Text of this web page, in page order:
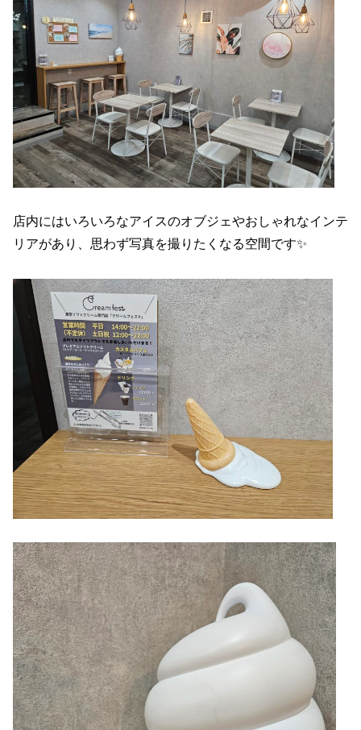
店内にはいろいろなアイスのオブジェやおしゃれなインテ
リアがあり、思わず写真を撮りたくなる空間です✨